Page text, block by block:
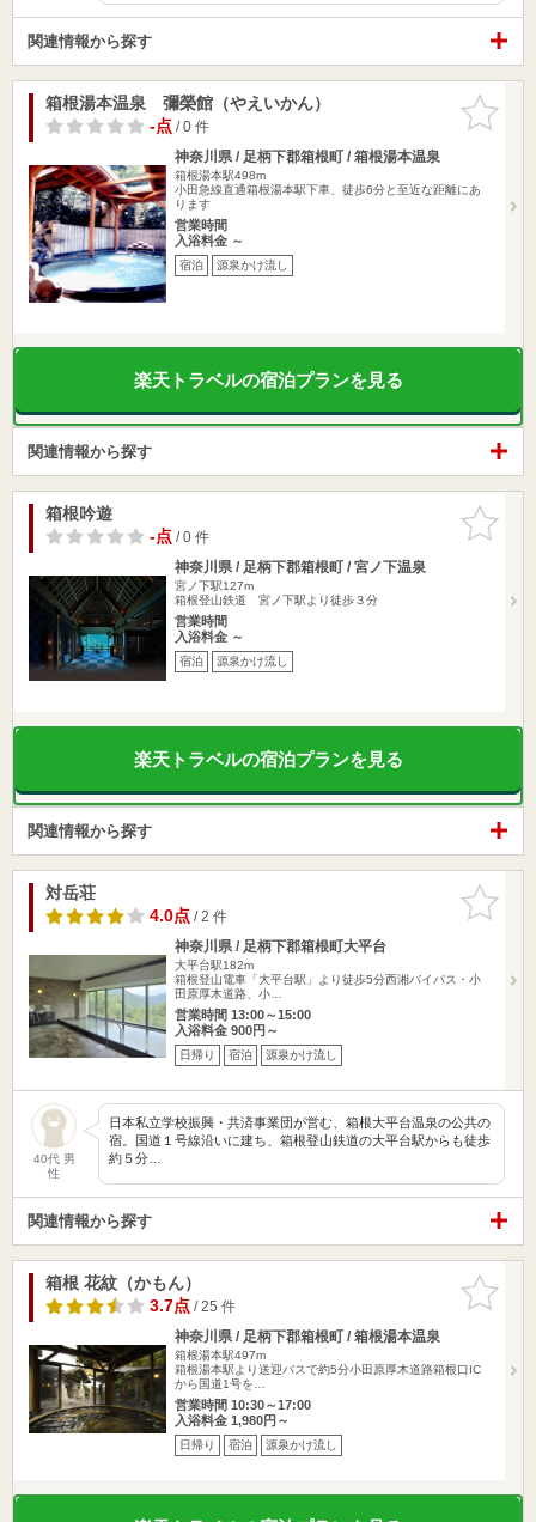
関連情報から探す
お気に入
りに追加
箱根湯本温泉 彌榮館（やえいかん）
-点/ 0 件
神奈川県 / 足柄下郡箱根町 / 箱根湯本温泉
箱根湯本駅498m
小田急線直通箱根湯本駅下車、徒歩6分と至近な距離にあ
ります
営業時間
入浴料金 ～
宿泊 源泉かけ流し
楽天トラベルの宿泊プランを見る
関連情報から探す
お気に入
りに追加
箱根吟遊
-点/ 0 件
神奈川県 / 足柄下郡箱根町 / 宮ノ下温泉
宮ノ下駅127m
箱根登山鉄道 宮ノ下駅より徒歩３分
営業時間
入浴料金 ～
宿泊 源泉かけ流し
楽天トラベルの宿泊プランを見る
関連情報から探す
お気に入
りに追加
対岳荘
4.0点/ 2 件
神奈川県 / 足柄下郡箱根町大平台
大平台駅182m
箱根登山電車「大平台駅」より徒歩5分西湘バイパス・小
田原厚木道路、小…
営業時間 13:00～15:00
入浴料金 900円～
日帰り 宿泊 源泉かけ流し
40代 男
性
日本私立学校振興・共済事業団が営む、箱根大平台温泉の公共の
宿。国道１号線沿いに建ち、箱根登山鉄道の大平台駅からも徒歩
約５分…
関連情報から探す
お気に入
りに追加
箱根 花紋（かもん）
3.7点/ 25 件
神奈川県 / 足柄下郡箱根町 / 箱根湯本温泉
箱根湯本駅497m
箱根湯本駅より送迎バスで約5分小田原厚木道路箱根口IC
から国道1号を…
営業時間 10:30～17:00
入浴料金 1,980円～
日帰り 宿泊 源泉かけ流し